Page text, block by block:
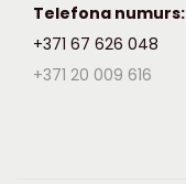
Telefona numurs:
+371 67 626 048
+371 20 009 616